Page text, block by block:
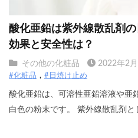
酸化亜鉛は紫外線散乱剤
効果と安全性は？
その他の化粧品 2022年2
#化粧品 #日焼け止め
酸化亜鉛は、可溶性亜鉛溶液や亜
白色の粉末です。 紫外線散乱剤